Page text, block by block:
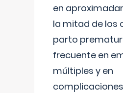
en
la mitad de los
parto
frecuente en
múltiples y en